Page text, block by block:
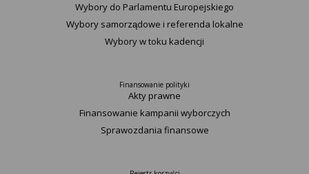
Wybory do Parlamentu Europejskiego
Wybory samorządowe i referenda lokalne
Wybory w toku kadencji
Finansowanie polityki
Akty prawne
Finansowanie kampanii wyborczych
Sprawozdania finansowe